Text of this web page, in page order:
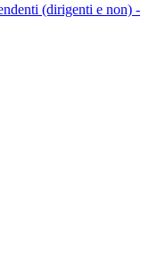
(dirigenti e non) -